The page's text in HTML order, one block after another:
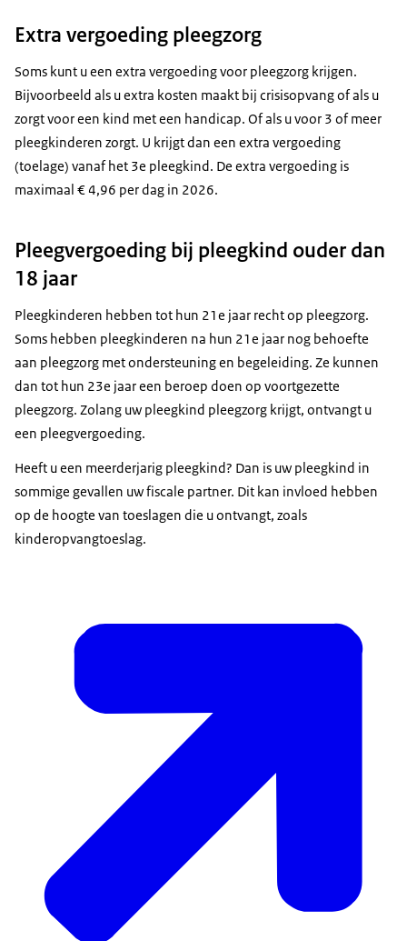
Extra vergoeding pleegzorg
Soms kunt u een extra vergoeding voor pleegzorg krijgen.
Bijvoorbeeld als u extra kosten maakt bij crisisopvang of als u
zorgt voor een kind met een handicap. Of als u voor 3 of meer
pleegkinderen zorgt. U krijgt dan een extra vergoeding
(toelage) vanaf het 3e pleegkind. De extra vergoeding is
maximaal € 4,96 per dag in 2026.
Pleegvergoeding bij pleegkind ouder dan
18 jaar
Pleegkinderen hebben tot hun 21e jaar recht op pleegzorg.
Soms hebben pleegkinderen na hun 21e jaar nog behoefte
aan pleegzorg met ondersteuning en begeleiding. Ze kunnen
dan tot hun 23e jaar een beroep doen op voortgezette
pleegzorg. Zolang uw pleegkind pleegzorg krijgt, ontvangt u
een pleegvergoeding.
Heeft u een meerderjarig pleegkind? Dan is uw pleegkind in
sommige gevallen uw fiscale partner. Dit kan invloed hebben
op de hoogte van toeslagen die u ontvangt, zoals
kinderopvangtoeslag.